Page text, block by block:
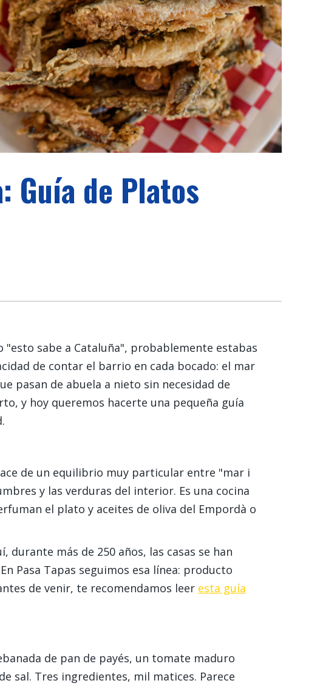
Guía de Platos
"esto sabe a Cataluña", probablemente estabas
de contar el barrio en cada bocado: el mar
pasan de abuela a nieto sin necesidad de
y hoy queremos hacerte una pequeña guía
de un equilibrio muy particular entre "mar i
y las verduras del interior. Es una cocina
el plato y aceites de oliva del Empordà o
más de 250 años, las casas se han
Pasa Tapas seguimos esa línea: producto
de venir, te recomendamos leer esta guía
de pan de payés, un tomate maduro
sal. Tres ingredientes, mil matices. Parece